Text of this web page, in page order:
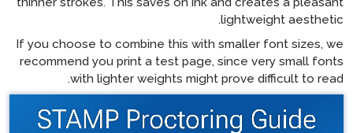
If you choose to combine this
recommend you print a test
with lighter weights